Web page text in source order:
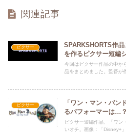
関連記事
ピクサー
SPARKSHORTS作
を作るピクサー短編
今回はピクサー作品の中か
品をまとめました。監督が
ピクサー
「ワン・マン・バン
るパフォーマーは…？
ピクサー短編作品、「ワン
いオチ。画像：「Disney+」